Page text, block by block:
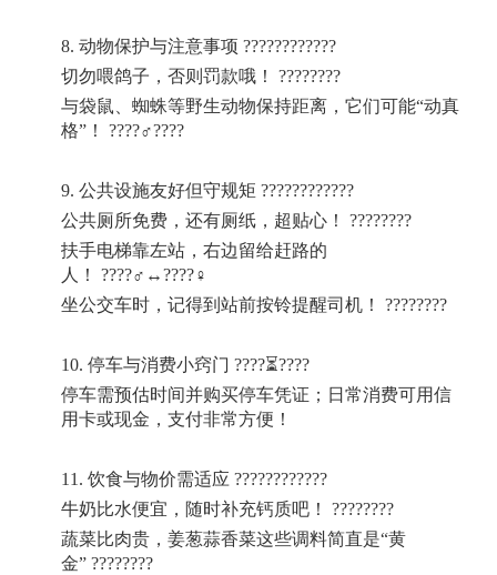
8. 动物保护与注意事项 ????????????
切勿喂鸽子，否则罚款哦！
????????
与袋鼠、蜘蛛等野生动物保持距离，它们可能“动真
格”！
????‍♂????
9. 公共设施友好但守规矩 ????????????
公共厕所免费，还有厕纸，超贴心！
????????
扶手电梯靠左站，右边留给赶路的
人！
????‍♂↔????‍♀
坐公交车时，记得到站前按铃提醒司机！
????????
10. 停车与消费小窍门 ????⏳????
停车需预估时间并购买停车凭证；日常消费可用信
用卡或现金，支付非常方便！
11. 饮食与物价需适应 ????????????
牛奶比水便宜，随时补充钙质吧！
????????
蔬菜比肉贵，姜葱蒜香菜这些调料简直是“黄
金” ????????